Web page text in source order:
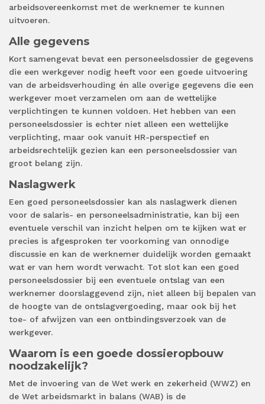
arbeidsovereenkomst met de werknemer te kunnen
uitvoeren.
Alle gegevens
Kort samengevat bevat een personeelsdossier de gegevens
die een werkgever nodig heeft voor een goede uitvoering
van de arbeidsverhouding én alle overige gegevens die een
werkgever moet verzamelen om aan de wettelijke
verplichtingen te kunnen voldoen. Het hebben van een
personeelsdossier is echter niet alleen een wettelijke
verplichting, maar ook vanuit HR-perspectief en
arbeidsrechtelijk gezien kan een personeelsdossier van
groot belang zijn.
Naslagwerk
Een goed personeelsdossier kan als naslagwerk dienen
voor de salaris- en personeelsadministratie, kan bij een
eventuele verschil van inzicht helpen om te kijken wat er
precies is afgesproken ter voorkoming van onnodige
discussie en kan de werknemer duidelijk worden gemaakt
wat er van hem wordt verwacht. Tot slot kan een goed
personeelsdossier bij een eventuele ontslag van een
werknemer doorslaggevend zijn, niet alleen bij bepalen van
de hoogte van de ontslagvergoeding, maar ook bij het
toe- of afwijzen van een ontbindingsverzoek van de
werkgever.
Waarom is een goede dossieropbouw
noodzakelijk?
Met de invoering van de Wet werk en zekerheid (WWZ) en
de Wet arbeidsmarkt in balans (WAB) is de